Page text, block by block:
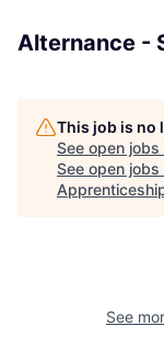
Alternance -
This job is no
See open jobs
See open
See